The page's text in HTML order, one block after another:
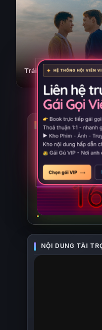
Trái tim ngừng nhịp: Mãi
yêu (2026)